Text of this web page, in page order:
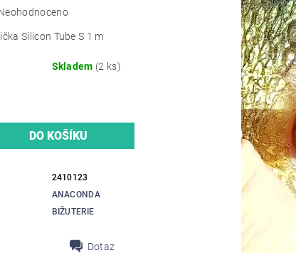
Silicon Tube S 1 m
Skladem (2 ks)
2410123
ANACONDA
BIŽUTERIE
Dotaz